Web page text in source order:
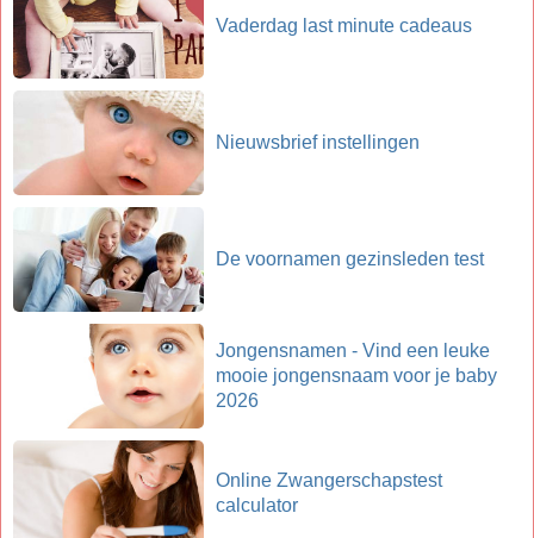
Vaderdag last minute cadeaus
Nieuwsbrief instellingen
De voornamen gezinsleden test
Jongensnamen - Vind een leuke
mooie jongensnaam voor je baby
2026
Online Zwangerschapstest
calculator